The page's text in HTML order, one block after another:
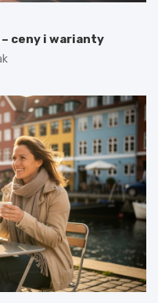
ceny i warianty